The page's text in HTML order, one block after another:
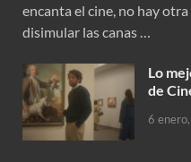
encanta el cine, no hay
disimular las canas …
Lo
de
6